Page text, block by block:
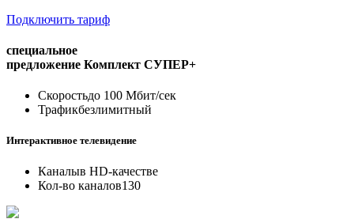
Подключить тариф
специальное
предложение Комплект СУПЕР+
Скоростьдо 100 Мбит/сек
Трафикбезлимитный
Интерактивное телевидение
Каналыв HD-качестве
Кол-во каналов130